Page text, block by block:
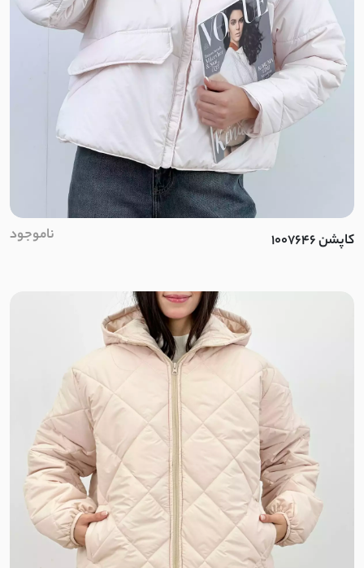
نخ وال
کرپ نخ
جودون
کرپ آنجلیکا
کرپ مازراتی
سوپر سافت
نخ بامبو
پارچه کوبایی
نخ و پنبه برجسته
میکروفایبر
کشی آستردار
کاپشن 1007646 ناموجود